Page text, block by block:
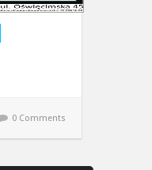
0 Comments